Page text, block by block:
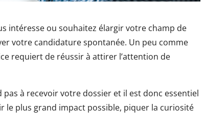
intéresse ou souhaitez élargir votre champ de
votre candidature spontanée. Un peu comme
requiert de réussir à attirer l’attention de
à recevoir votre dossier et il est donc essentiel
le plus grand impact possible, piquer la curiosité